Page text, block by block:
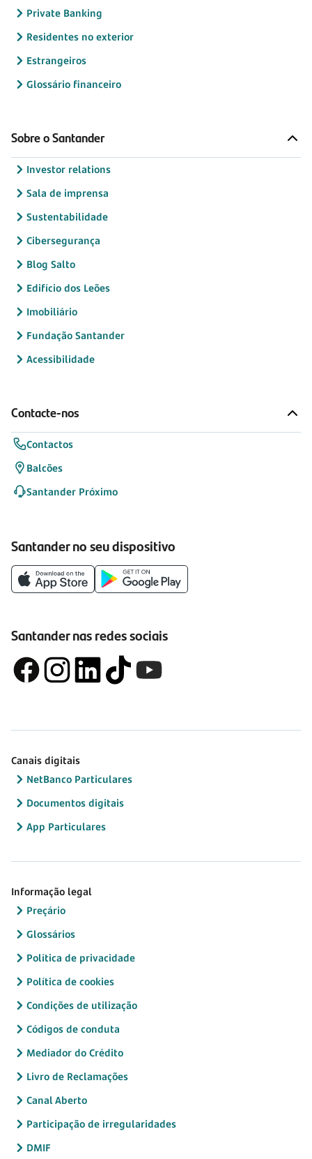
Private Banking
Residentes no exterior
Estrangeiros
Glossário financeiro
Sobre o Santander
Investor relations
Sala de imprensa
Sustentabilidade
Cibersegurança
Blog Salto
Edifício dos Leões
Imobiliário
Fundação Santander
Acessibilidade
Contacte-nos
Contactos
Balcões
Santander Próximo
Santander no seu dispositivo
Santander nas redes sociais
Canais digitais
NetBanco Particulares
Documentos digitais
App Particulares
Informação legal
Preçário
Glossários
Política de privacidade
Política de cookies
Condições de utilização
Códigos de conduta
Mediador do Crédito
Livro de Reclamações
Canal Aberto
Participação de irregularidades
DMIF